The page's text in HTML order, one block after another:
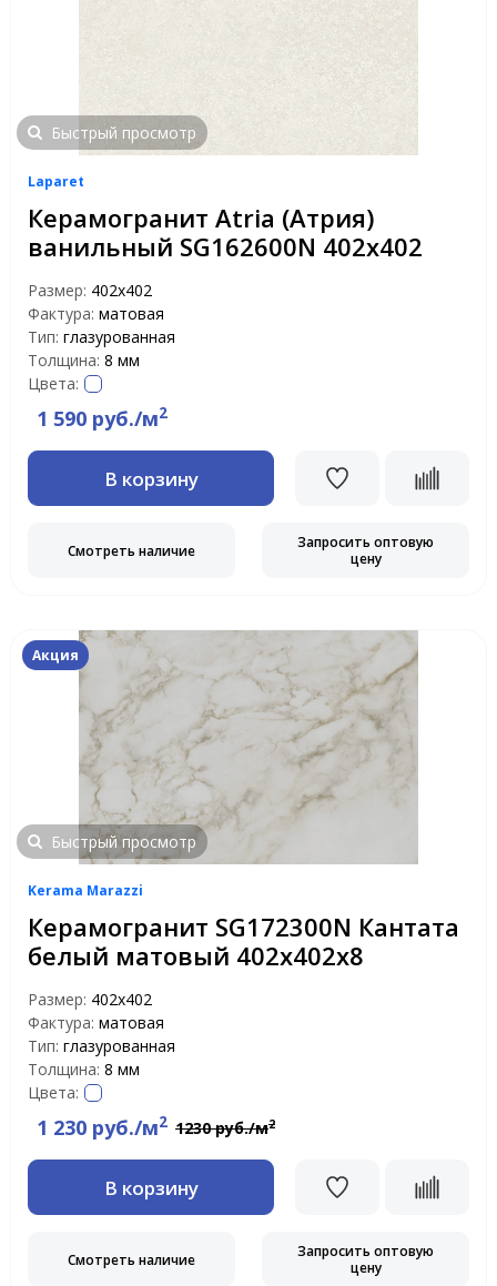
Быстрый просмотр
Laparet
Керамогранит Atria (Атрия)
ванильный SG162600N 402x402
Размер: 402x402
Фактура: матовая
Тип: глазурованная
Толщина: 8 мм
Цвета:
1 590 руб./м2
В корзину
Смотреть наличие
Запросить оптовую
цену
Акция
Быстрый просмотр
Kerama Marazzi
Керамогранит SG172300N Кантата
белый матовый 402х402х8
Размер: 402х402
Фактура: матовая
Тип: глазурованная
Толщина: 8 мм
Цвета:
1 230 руб./м2 1230 руб./м2
В корзину
Смотреть наличие
Запросить оптовую
цену